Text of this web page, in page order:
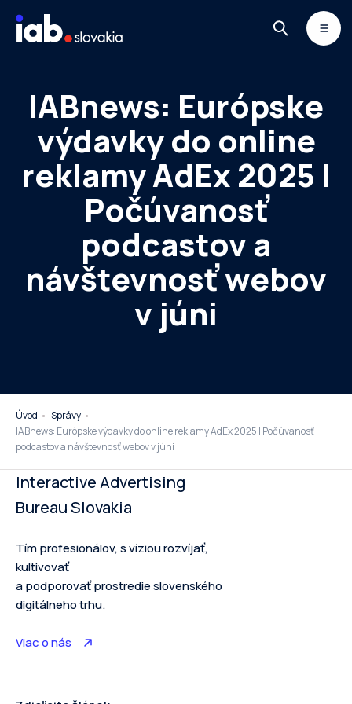
NEWSLETTER
IABnews: Európske
výdavky do online
reklamy AdEx 2025 I
Počúvanosť
podcastov a
návštevnosť webov
v júni
Úvod
Správy
IABnews: Európske výdavky do online reklamy AdEx 2025 I Počúvanosť
podcastov a návštevnosť webov v júni
Interactive Advertising
Bureau Slovakia
Tím profesionálov, s víziou rozvíjať,
kultivovať
a podporovať prostredie slovenského
digitálneho trhu.
Viac o nás